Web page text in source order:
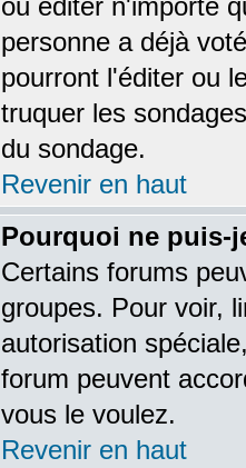
ou éditer n'importe
personne a déjà
pourront l'éditer ou
truquer les
du sondage.
Revenir en haut
Pourquoi ne puis-
Certains forums
groupes. Pour voir,
autorisation
forum peuvent
vous le voulez.
Revenir en haut